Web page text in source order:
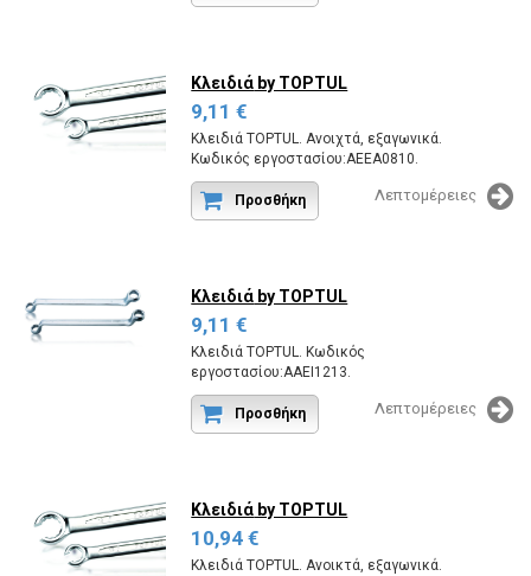
Κλειδιά by TOPTUL
9,11 €
Κλειδιά TOPTUL. Ανοιχτά, εξαγωνικά.
Κωδικός εργοστασίου:AEEA0810.
Προσθήκη Λεπτομέρειες
Κλειδιά by TOPTUL
9,11 €
Κλειδιά TOPTUL. Κωδικός
εργοστασίου:AAEI1213.
Προσθήκη Λεπτομέρειες
Κλειδιά by TOPTUL
10,94 €
Κλειδιά TOPTUL. Ανοικτά, εξαγωνικά.